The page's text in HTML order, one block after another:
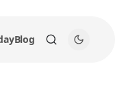
Blog